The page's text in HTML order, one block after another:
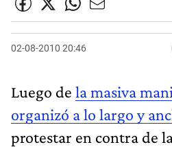
02-08-2010 20:46
Luego de la masiva
organizó a lo largo y
protestar en contra de